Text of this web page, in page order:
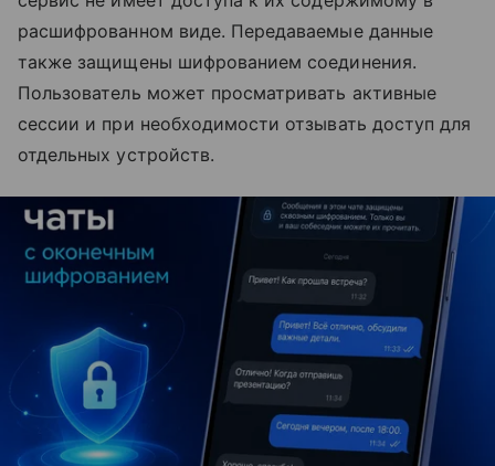
расшифрованном виде. Передаваемые данные
также защищены шифрованием соединения.
Пользователь может просматривать активные
сессии и при необходимости отзывать доступ для
отдельных устройств.